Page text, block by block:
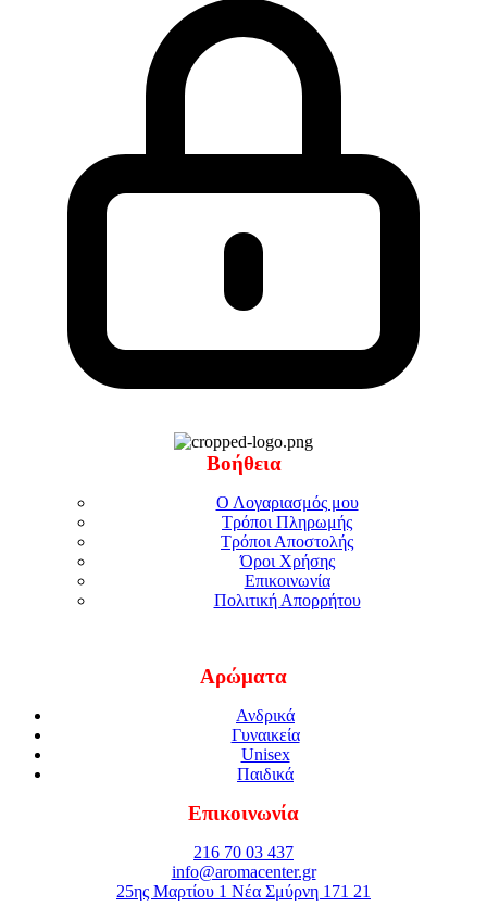
Βοήθεια
Ο Λογαριασμός μου
Τρόποι Πληρωμής
Τρόποι Αποστολής
Όροι Χρήσης
Επικοινωνία
Πολιτική Απορρήτου
Αρώματα
Ανδρικά
Γυναικεία
Unisex
Παιδικά
Επικοινωνία
216 70 03 437
info@aromacenter.gr
25ης Μαρτίου 1 Νέα Σμύρνη 171 21